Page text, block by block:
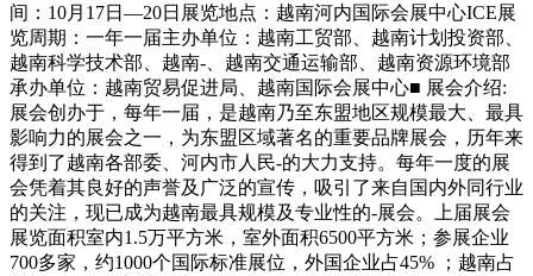
间：10月17日—20日展览地点：越南河内国际会展中心ICE展
览周期：一年一届主办单位：越南工贸部、越南计划投资部、
越南科学技术部、越南-、越南交通运输部、越南资源环境部
承办单位：越南贸易促进局、越南国际会展中心■ 展会介绍:
展会创办于，每年一届，是越南乃至东盟地区规模最大、最具
影响力的展会之一，为东盟区域著名的重要品牌展会，历年来
得到了越南各部委、河内市人民-的大力支持。每年一度的展
会凭着其良好的声誉及广泛的宣传，吸引了来自国内外同行业
的关注，现已成为越南最具规模及专业性的-展会。上届展会
展览面积室内1.5万平方米，室外面积6500平方米；参展企业
700多家，约1000个国际标准展位，外国企业占45% ；越南占